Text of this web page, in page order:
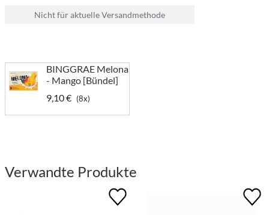
Nicht für aktuelle Versandmethode
BINGGRAE Melona
- Mango [Bündel]
9,10 € (8x)
Verwandte Produkte